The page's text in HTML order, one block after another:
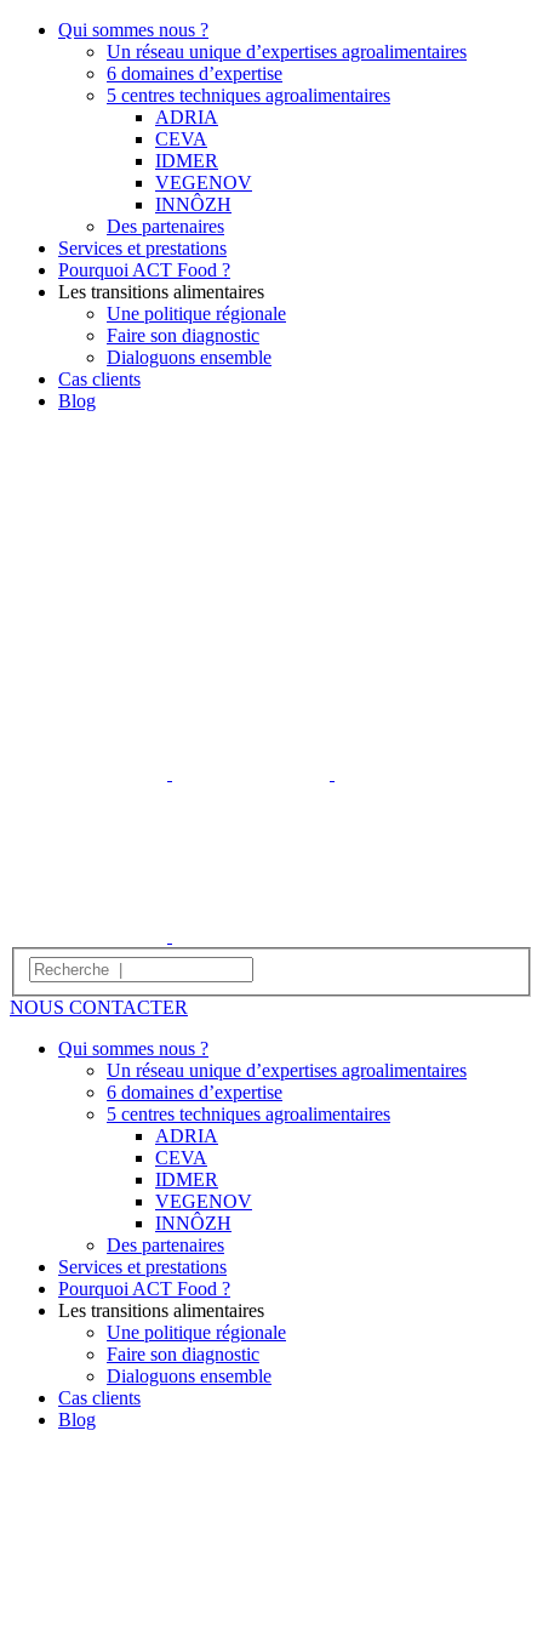
Qui sommes nous ?
Un réseau unique d’expertises agroalimentaires
6 domaines d’expertise
5 centres techniques agroalimentaires
ADRIA
CEVA
IDMER
VEGENOV
INNÔZH
Des partenaires
Services et prestations
Pourquoi ACT Food ?
Les transitions alimentaires
Une politique régionale
Faire son diagnostic
Dialoguons ensemble
Cas clients
Blog
NOUS CONTACTER
Qui sommes nous ?
Un réseau unique d’expertises agroalimentaires
6 domaines d’expertise
5 centres techniques agroalimentaires
ADRIA
CEVA
IDMER
VEGENOV
INNÔZH
Des partenaires
Services et prestations
Pourquoi ACT Food ?
Les transitions alimentaires
Une politique régionale
Faire son diagnostic
Dialoguons ensemble
Cas clients
Blog